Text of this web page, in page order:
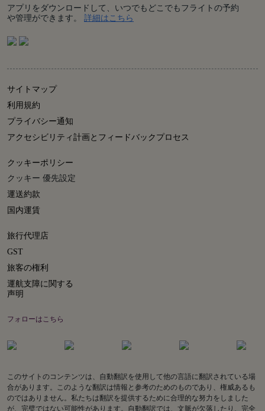
アプリをダウンロードして、いつでもどこでもフライトの予約
や管理ができます。 詳細はこちら
サイトマップ
利用規約
プライバシー通知
アクセシビリティ計画とフィードバックプロセス
クッキーポリシー
クッキー 優先設定
運送約款
国内運賃
旅行代理店
GST
旅客の権利
運航支障に関する
声明
フォローはこちら
このサイトのコンテンツは、自動翻訳を使用して他の言語に翻訳されている場
合があります。このような翻訳は情報と参考のためのものであり、権威あるも
のではありません。私たちは翻訳を提供するために合理的な努力をしました
が、完璧ではない可能性があります。自動翻訳では、文脈が欠落したり、完全